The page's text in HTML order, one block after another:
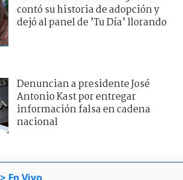
contó su historia de adopción y
dejó al panel de ’Tu Día’ llorando
Denuncian a presidente José
Antonio Kast por entregar
información falsa en cadena
nacional